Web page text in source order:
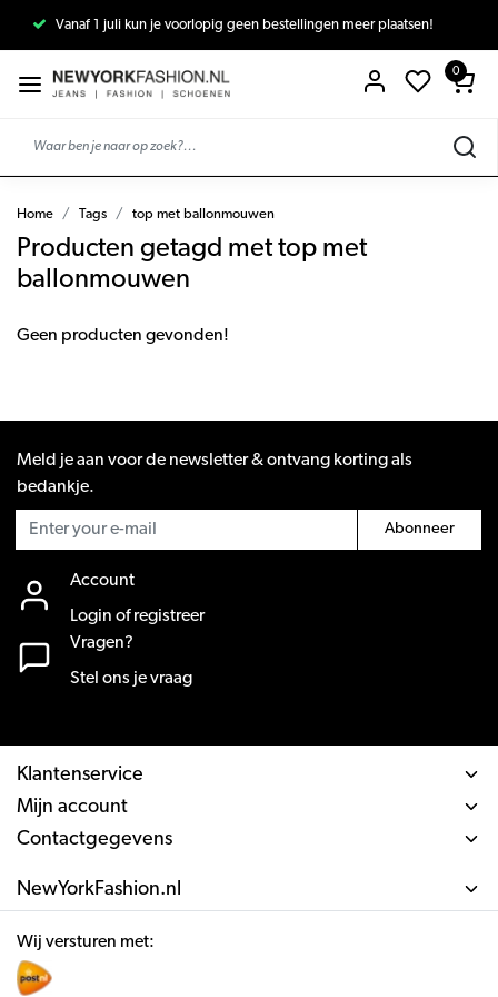
Vanaf 1 juli kun je voorlopig geen bestellingen meer plaatsen!
0
Home Tags top met ballonmouwen
Producten getagd met top met
ballonmouwen
Geen producten gevonden!
Meld je aan voor de newsletter & ontvang korting als
bedankje.
Abonneer
Account
Login of registreer
Vragen?
Stel ons je vraag
Klantenservice
Mijn account
Contactgegevens
NewYorkFashion.nl
Wij versturen met: